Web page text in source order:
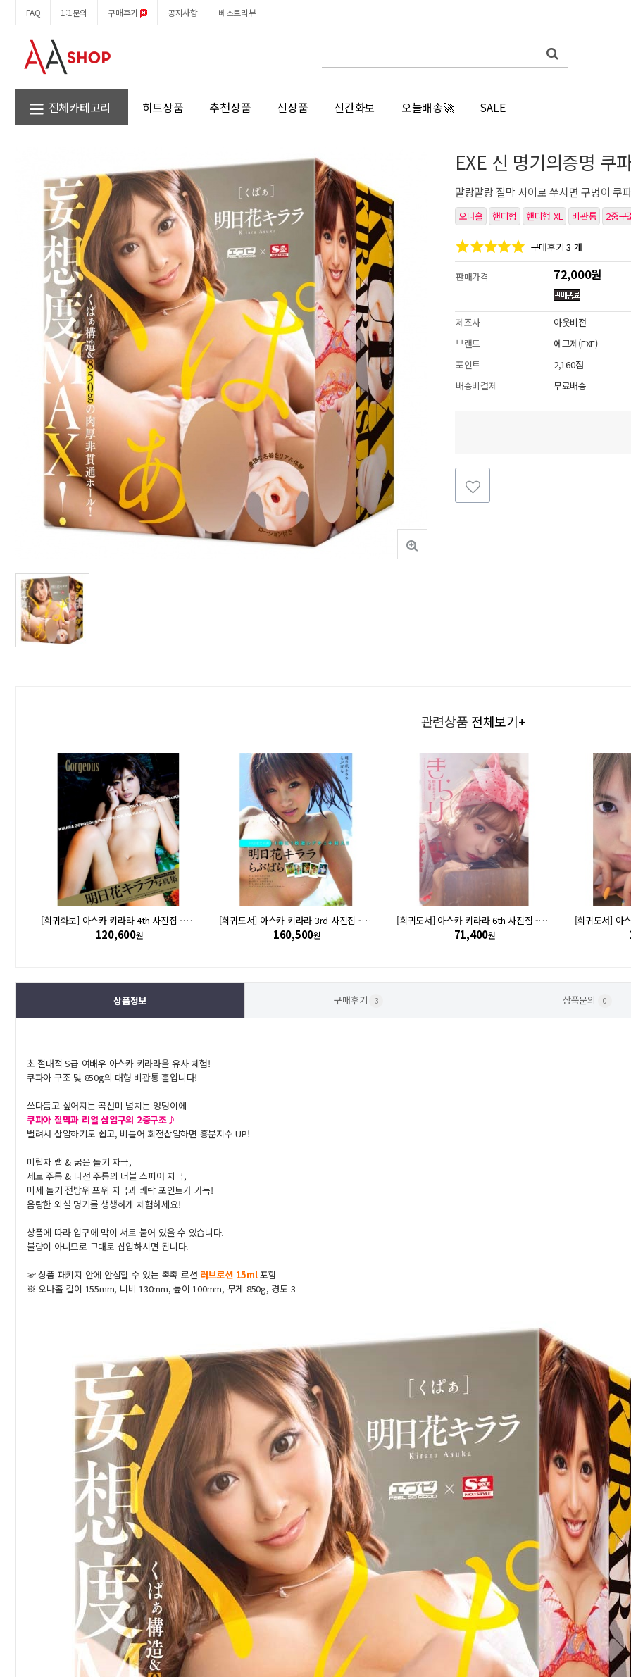
명
FAQ 1:1문의 구매후기 공지사항 베스트리뷰
몰
어
색
전체카테고리 히트상품 추천상품 신상품 신간화보 오늘배송🚀 SALE
EXE 신 명기의증명 쿠
말랑말랑 질막 사이로 쑤시면 구멍이 쿠
오나홀 핸디형 핸디형 XL 비관통 2중구
구매후기 3 개
판매가격 72,000원
제조사
아웃비전
브랜드
에그제(EXE)
포인트
2,160점
배송비결제
무료배송
관련상품 전체보기+
[희귀화보] 아스카 키라라 4th 사진집 - 고저스 Gorgeous
120,600원
[희귀도서] 아스카 키라라 3rd 사진집 - 러브파라 Lovepara
160,500원
[희귀도서] 아스카 키라라 6th 사진집 - 키라리
71,400원
상품정보 구매후기 3 상품문의 0
초 절대적 S급 여배우 아스카 키라라을 유사 체험!
쿠파아 구조 및 850g의 대형 비관통 홀입니다!
쓰다듬고 싶어지는 곡선미 넘치는 엉덩이에
쿠파아 질막과 리얼 삽입구의 2중구조♪
벌려서 삽입하기도 쉽고, 비틀어 회전삽입하면 흥분지수 UP!
미립자 랩 & 굵은 돌기 자극,
세로 주름 & 나선 주름의 더블 스피어 자극,
미세 돌기 전방위 포위 자극과 쾌락 포인트가 가득!
음탕한 외설 명기를 생생하게 체험하세요!
상품에 따라 입구에 막이 서로 붙어 있을 수 있습니다.
불량이 아니므로 그대로 삽입하시면 됩니다.
☞ 상품 패키지 안에 안심할 수 있는 촉촉 로션 러브로션 15ml포함
※ 오나홀 길이 155mm, 너비 130mm, 높이 100mm, 무게 850g, 경도 3